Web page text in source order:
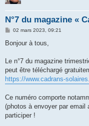
N°7 du magazine «
M
s
g
02 mars 2023, 09:21
Bonjour à tous,
Le n°7 du magazine
peut être téléchargé
https://www.cadrans-
Ce numéro comporte
(photos à envoyer par
participer !